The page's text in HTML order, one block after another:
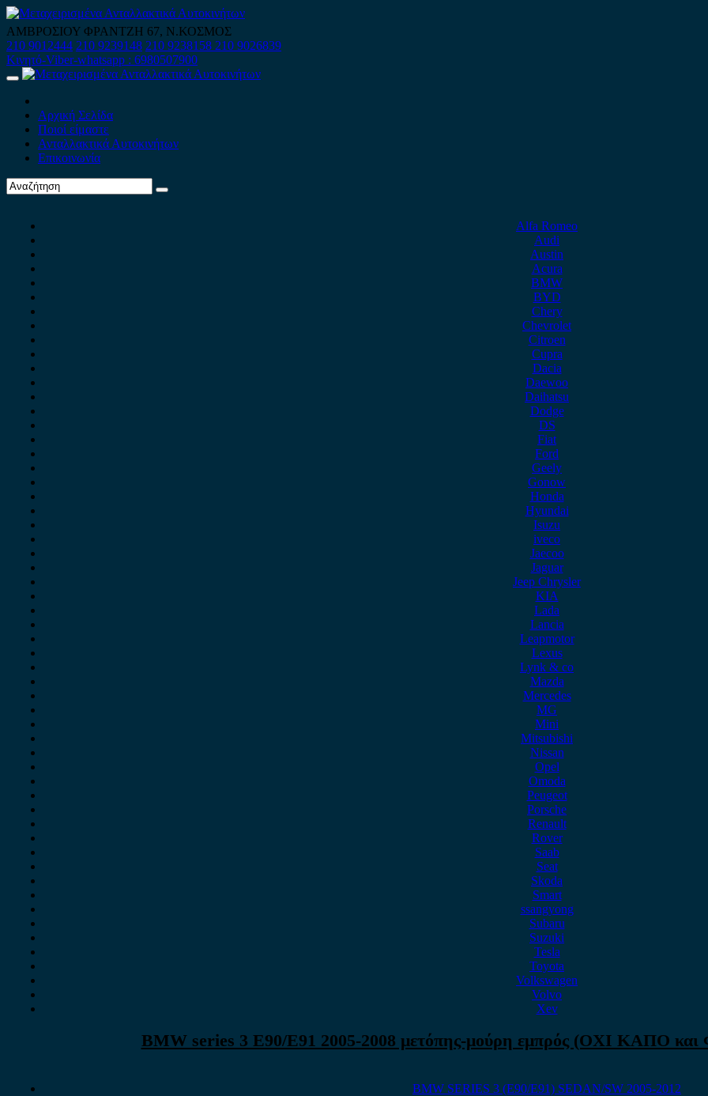
Skip
to
content
ΑΜΒΡΟΣΙΟΥ ΦΡΑΝΤΖΗ 67, Ν.ΚΟΣΜΟΣ
210 9012444 210 9239148 210 9238158 210 9026839
Κινητό-Viber-whatsapp : 6980507900
Primary
Αρχική Σελίδα
Ποιοί είμαστε
Ανταλλακτικά Αυτοκινήτων
Επικοινωνία
Alfa Romeo
Audi
Austin
Acura
BMW
BYD
Chery
Chevrolet
Citroen
Cupra
Dacia
Daewoo
Daihatsu
Dodge
DS
Fiat
Ford
Geely
Gonow
Honda
Hyundai
Isuzu
iveco
Jaecoo
Jaguar
Jeep Chrysler
KIA
Lada
Lancia
Leapmotor
Lexus
Lynk & co
Mazda
Mercedes
MG
Mini
Mitsubishi
Nissan
Opel
Omoda
Peugeot
Porsche
Renault
Rover
Saab
Seat
Skoda
Smart
ssangyong
Subaru
Suzuki
Tesla
Toyota
Volkswagen
Volvo
Xev
BMW series 3 E90/E91 2005-2008 μετόπης-μούρη εμπρός (ΟΧΙ ΚΑΠΟ και
BMW SERIES 3 (E90/E91) SEDAN/SW 2005-2012